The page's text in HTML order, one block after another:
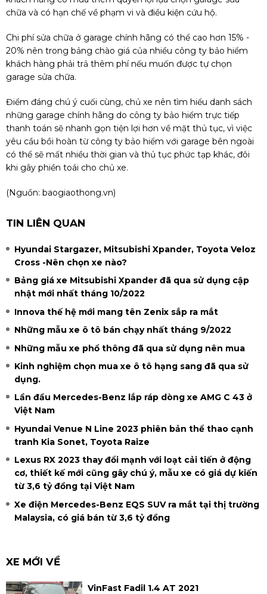
chữa và có hạn chế về phạm vi và điều kiện cứu hộ.
Chi phí sửa chữa ở garage chính hãng có thể cao hơn 15% -
20% nên trong bảng chào giá của nhiều công ty bảo hiểm
khách hàng phải trả thêm phí nếu muốn được tự chọn
garage sửa chữa.
Điểm đáng chú ý cuối cùng, chủ xe nên tìm hiểu danh sách
những garage chính hãng do công ty bảo hiểm trực tiếp
thanh toán sẽ nhanh gọn tiện lợi hơn về mặt thủ tục, vì việc
yêu cầu bồi hoàn từ công ty bảo hiểm với garage bên ngoài
có thể sẽ mất nhiều thời gian và thủ tục phức tạp khác, đôi
khi gây phiền toái cho chủ xe.
(Nguồn: baogiaothong.vn)
TIN LIÊN QUAN
Hyundai Stargazer, Mitsubishi Xpander, Toyota Veloz
Cross -Nên chọn xe nào?
Bảng giá xe Mitsubishi Xpander đã qua sử dụng cập
nhật mới nhất tháng 10/2022
Innova thế hệ mới mang tên Zenix sắp ra mắt
Những mẫu xe ô tô bán chạy nhất tháng 9/2022
Những mẫu xe phổ thông đã qua sử dụng nên mua
Kinh nghiệm chọn mua xe ô tô hạng sang đã qua sử
dụng.
Lần đầu Mercedes-Benz lắp ráp dòng xe AMG C 43 ở
Việt Nam
Hyundai Venue N Line 2023 phiên bản thể thao cạnh
tranh Kia Sonet, Toyota Raize
Lexus RX 2023 thay đổi mạnh với loạt cải tiến ở động
cơ, thiết kế mới cũng gây chú ý, mẫu xe có giá dự kiến
từ 3,6 tỷ đồng tại Việt Nam
Xe điện Mercedes-Benz EQS SUV ra mắt tại thị trường
Malaysia, có giá bán từ 3,6 tỷ đồng
XE MỚI VỀ
VinFast Fadil 1.4 AT 2021